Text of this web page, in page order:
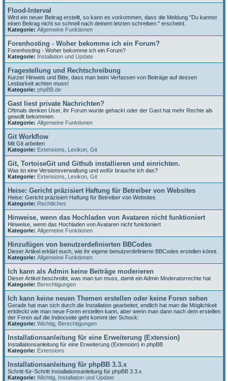
Flood-Interval
Wird ein neuer Beitrag erstellt, so kann es vorkommen, dass die Meldung "Du kannst
einen Beitrag nicht so schnell nach deinem letzten schreiben." erscheint.
Kategorie: Allgemeine Funktionen
Forenhosting - Woher bekomme ich ein Forum?
Forenhosting - Woher bekomme ich ein Forum?
Kategorie: Installation und Update
Fragestellung und Rechtschreibung
Kurzer Hinweis und Bitte, dass man beim Verfassen von Beiträge auf dessen
Lesbarkeit achten muss!
Kategorie: phpBB.de
Gast liest private Nachrichten?
Oftmals denken User, ihr Forum wurde gehackt oder der Gast hat mehr Rechte als
gewollt bekommen.
Kategorie: Allgemeine Funktionen
Git Workflow
Mit Git arbeiten
Kategorie: Extensions Lexikon Git
Git, TortoiseGit und Github installieren und einrichten.
Was ist eine Versionsverwaltung und wofür brauche ich das?
Kategorie: Extensions Lexikon Git
Heise: Gericht präzisiert Haftung für Betreiber von Websites
Heise: Gericht präzisiert Haftung für Betreiber von Websites
Kategorie: Rechtliches
Hinweise, wenn das Hochladen von Avataren nicht funktioniert
Hinweise, wenn das Hochladen von Avataren nicht funktioniert
Kategorie: Allgemeine Funktionen
Hinzufügen von benutzerdefinierten BBCodes
Dieser Artikel erklärt euch, wie ihr eigene benutzerdefinierte BBCodes erstellen könnt.
Kategorie: Allgemeine Funktionen
Ich kann als Admin keine Beiträge moderieren
Dieser Artikel beschreibt, was man tun muss, damit ein Admin Moderatorrechte hat
Kategorie: Berechtigungen
Ich kann keine neuen Themen erstellen oder keine Foren sehen
Gerade hat man sich durch die Installation gearbeitet, endlich hat man die Möglichkeit
entdeckt wie man neue Foren erstellen kann, aber wenn man dann nach dem erstellen
der Foren auf die Indexseite geht kommt der Schock:
Kategorie: Wichtig Berechtigungen
Installationsanleitung für eine Erweiterung (Extension)
Installationsanleitung für eine Erweiterung (Extension) in phpBB
Kategorie: Extensions
Installationsanleitung für phpBB 3.3.x
Schritt-für-Schritt Installationsanleitung für phpBB 3.3.x
Kategorie: Wichtig Installation und Update